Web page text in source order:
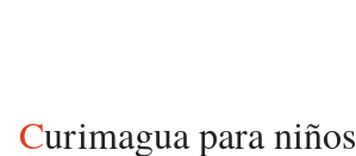
Curimagua para niños